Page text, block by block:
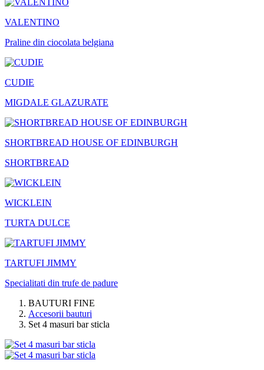
VALENTINO
Praline din ciocolata belgiana
CUDIE
MIGDALE GLAZURATE
SHORTBREAD HOUSE OF EDINBURGH
SHORTBREAD
WICKLEIN
TURTA DULCE
TARTUFI JIMMY
Specialitati din trufe de padure
BAUTURI FINE
Accesorii bauturi
Set 4 masuri bar sticla